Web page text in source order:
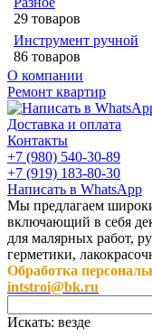
29 товаров
Инструмент ручной
86 товаров
О компании
Ремонт квартир
Доставка и оплата
Контакты
+7 (980) 540-30-89
+7 (919) 183-80-30
Написать в WhatsApp
Мы предлагаем
включающий в себя
для малярных работ,
герметики,
Обработка
intstroi@bk.ru
Искать: везде